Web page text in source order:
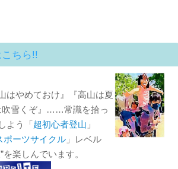
ちら!!
はやめておけ』『高山は夏
吹雪くぞ』……常識を拾っ
よう「超初心者登山 」
ポーツサイクル」レベル
楽しんでいます。